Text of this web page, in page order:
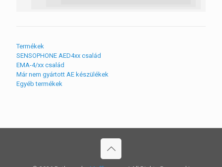
Termékek
SENSOPHONE AED4xx család
EMA-4/xx család
Már nem gyártott AE készülékek
Egyéb termékek